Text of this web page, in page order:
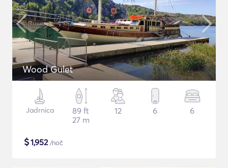
Wood Gulet
Jadrnica
89 ft
27 m
12 6 6
$1,952/noč